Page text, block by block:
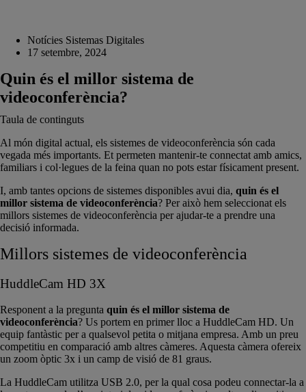
Notícies Sistemas Digitales
17 setembre, 2024
Quin és el millor sistema de
videoconferència?
Taula de continguts
Al món digital actual, els sistemes de videoconferència són cada
vegada més importants. Et permeten mantenir-te connectat amb amics,
familiars i col·legues de la feina quan no pots estar físicament present.
I, amb tantes opcions de sistemes disponibles avui dia, quin és el
millor sistema de videoconferència? Per això hem seleccionat els
millors sistemes de videoconferència per ajudar-te a prendre una
decisió informada.
Millors sistemes de videoconferència
HuddleCam HD 3X
Responent a la pregunta quin és el millor sistema de
videoconferència? Us portem en primer lloc a HuddleCam HD. Un
equip fantàstic per a qualsevol petita o mitjana empresa. Amb un preu
competitiu en comparació amb altres càmeres. Aquesta càmera ofereix
un zoom òptic 3x i un camp de visió de 81 graus.
La HuddleCam utilitza USB 2.0, per la qual cosa podeu connectar-la a